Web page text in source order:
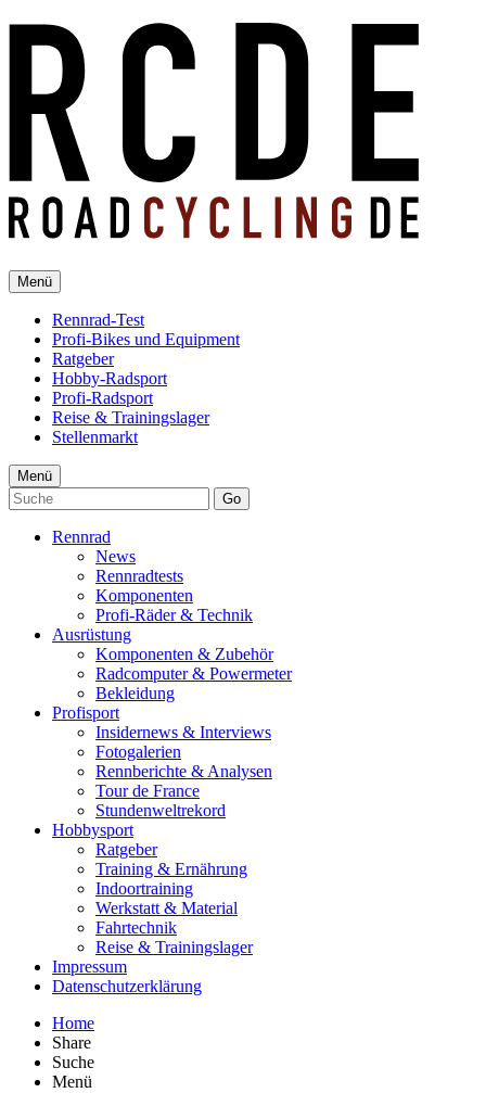
Menü
Rennrad-Test
Profi-Bikes und Equipment
Ratgeber
Hobby-Radsport
Profi-Radsport
Reise & Trainingslager
Stellenmarkt
Menü
Go
Rennrad
News
Rennradtests
Komponenten
Profi-Räder & Technik
Ausrüstung
Komponenten & Zubehör
Radcomputer & Powermeter
Bekleidung
Profisport
Insidernews & Interviews
Fotogalerien
Rennberichte & Analysen
Tour de France
Stundenweltrekord
Hobbysport
Ratgeber
Training & Ernährung
Indoortraining
Werkstatt & Material
Fahrtechnik
Reise & Trainingslager
Impressum
Datenschutzerklärung
Home
Share
Suche
Menü